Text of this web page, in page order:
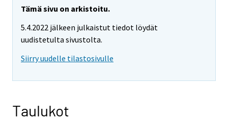
Tämä sivu on arkistoitu.
5.4.2022 jälkeen julkaistut tiedot löydät
uudistetulta sivustolta.
Siirry uudelle tilastosivulle
Taulukot